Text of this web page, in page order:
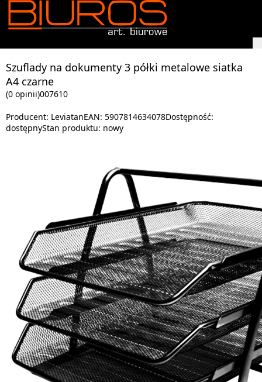
Szuflady na dokumenty 3 półki metalowe siatka
A4 czarne
(0 opinii)007610
Producent: LeviatanEAN: 5907814634078Dostępność:
dostępnyStan produktu: nowy